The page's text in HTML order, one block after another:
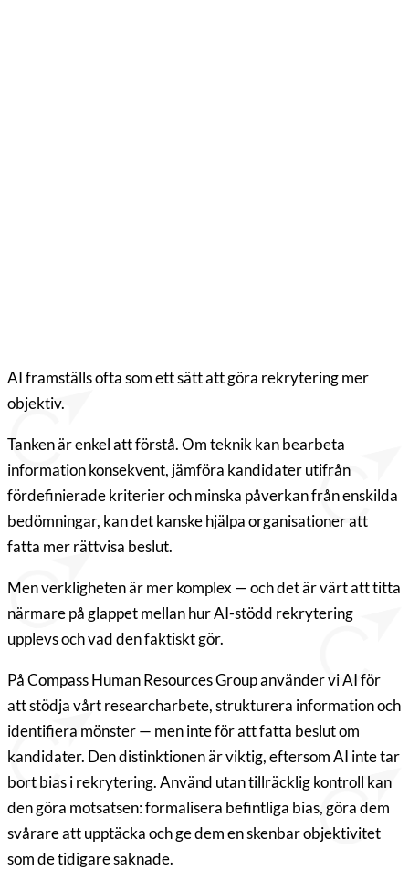
AI framställs ofta som ett sätt att göra rekrytering mer
objektiv.
Tanken är enkel att förstå. Om teknik kan bearbeta
information konsekvent, jämföra kandidater utifrån
fördefinierade kriterier och minska påverkan från enskilda
bedömningar, kan det kanske hjälpa organisationer att
fatta mer rättvisa beslut.
Men verkligheten är mer komplex — och det är värt att titta
närmare på glappet mellan hur AI-stödd rekrytering
upplevs och vad den faktiskt gör.
På Compass Human Resources Group använder vi AI för
att stödja vårt researcharbete, strukturera information och
identifiera mönster — men inte för att fatta beslut om
kandidater. Den distinktionen är viktig, eftersom AI inte tar
bort bias i rekrytering. Använd utan tillräcklig kontroll kan
den göra motsatsen: formalisera befintliga bias, göra dem
svårare att upptäcka och ge dem en skenbar objektivitet
som de tidigare saknade.